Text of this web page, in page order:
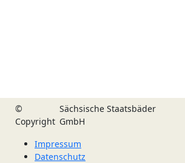
©
Copyright
Sächsische Staatsbäder
GmbH
Impressum
Datenschutz